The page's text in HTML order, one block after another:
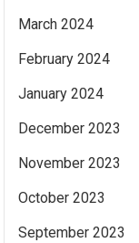
March 2024
February 2024
January 2024
December 2023
November 2023
October 2023
September 2023